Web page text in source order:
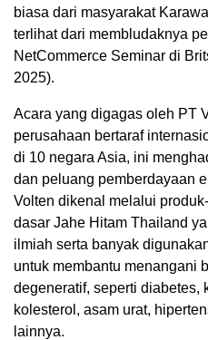
biasa dari masyarakat
terlihat dari membludaknya
NetCommerce Seminar di
2025).
Acara yang digagas oleh PT
perusahaan bertaraf
di 10 negara Asia, ini
dan peluang pemberdayaan
Volten dikenal melalui
dasar Jahe Hitam Thailand
ilmiah serta banyak
untuk membantu menangani
degeneratif, seperti diabetes,
kolesterol, asam urat,
lainnya.